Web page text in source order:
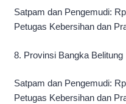
Satpam dan Pengemudi:
Petugas Kebersihan dan
8. Provinsi Bangka Belitung
Satpam dan Pengemudi:
Petugas Kebersihan dan